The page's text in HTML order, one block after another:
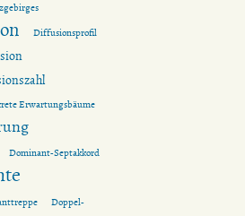
Diffusionsprofil
Erwartungsbäume
Dominant-Septakkord
Doppel-